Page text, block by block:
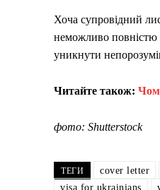
Хоча супровідний
неможливо повністю
уникнути
Читайте також:
фото: Shutterstock
ТЕГИ cover letter
visa for ukrainians